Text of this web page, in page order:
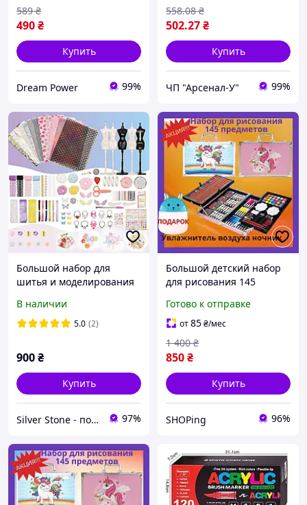
490₴
589 ₴
Купить
Dream Power 99%
502.27₴
558.08 ₴
Купить
ЧП "Арсенал-У" 99%
Большой набор для
шитья и моделирования
для творчества с тканью,
фурнитурой, 5 манекенов
В наличии
5.0 (2)
900₴
Купить
Silver Stone - подарки для всех 97%
Большой детский набор
для рисования 145
металлическом чемодане
с поняшками
Готово к отправке
от85₴/мес
850₴
1 400 ₴
Купить
SHOPing 96%